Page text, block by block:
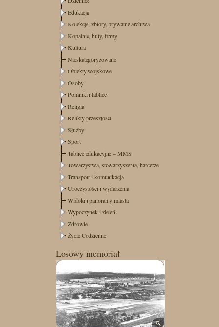
Edukacja
Kolekcje, zbiory, prywatne archiwa
Kopalnie, huty, firmy
Kultura
Nieskategoryzowane
Obiekty wojskowe
Osoby
Pomniki i tablice
Religia
Relikty przeszłości
Służby
Sport
Tablice edukacyjne – MMS
Towarzystwa, stowarzyszenia, harcerze
Transport i komunikacja
Uroczystości i wydarzenia
Widoki i panoramy miasta
Wypoczynek i zieleń
Zdrowie
Życie Codzienne
Losowy memoriał